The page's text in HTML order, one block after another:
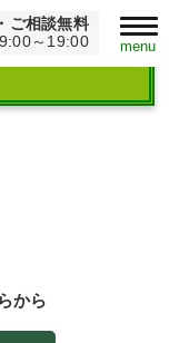
ご相談無料
～19:00
menu
から